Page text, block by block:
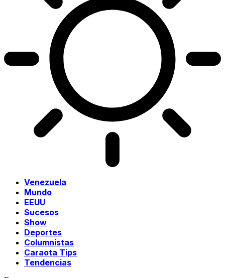
Venezuela
Mundo
EEUU
Sucesos
Show
Deportes
Columnistas
Caraota Tips
Tendencias